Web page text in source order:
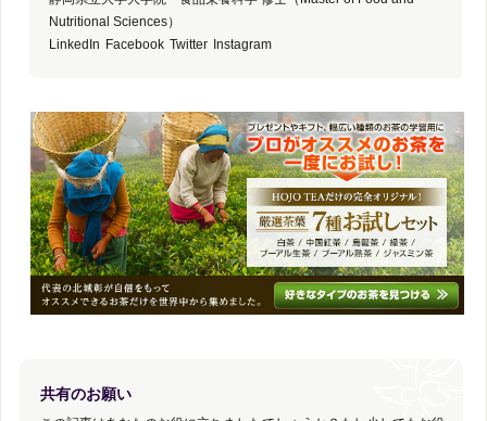
Nutritional Sciences）
LinkedIn Facebook Twitter Instagram
共有のお願い